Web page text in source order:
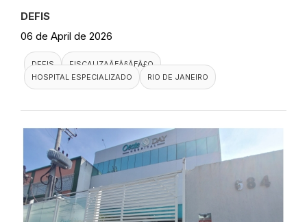
DEFIS
06 de April de 2026
DEFIS
FISCALIZAÃƑÂ§ÃƑÂ£O
HOSPITAL ESPECIALIZADO
RIO DE JANEIRO